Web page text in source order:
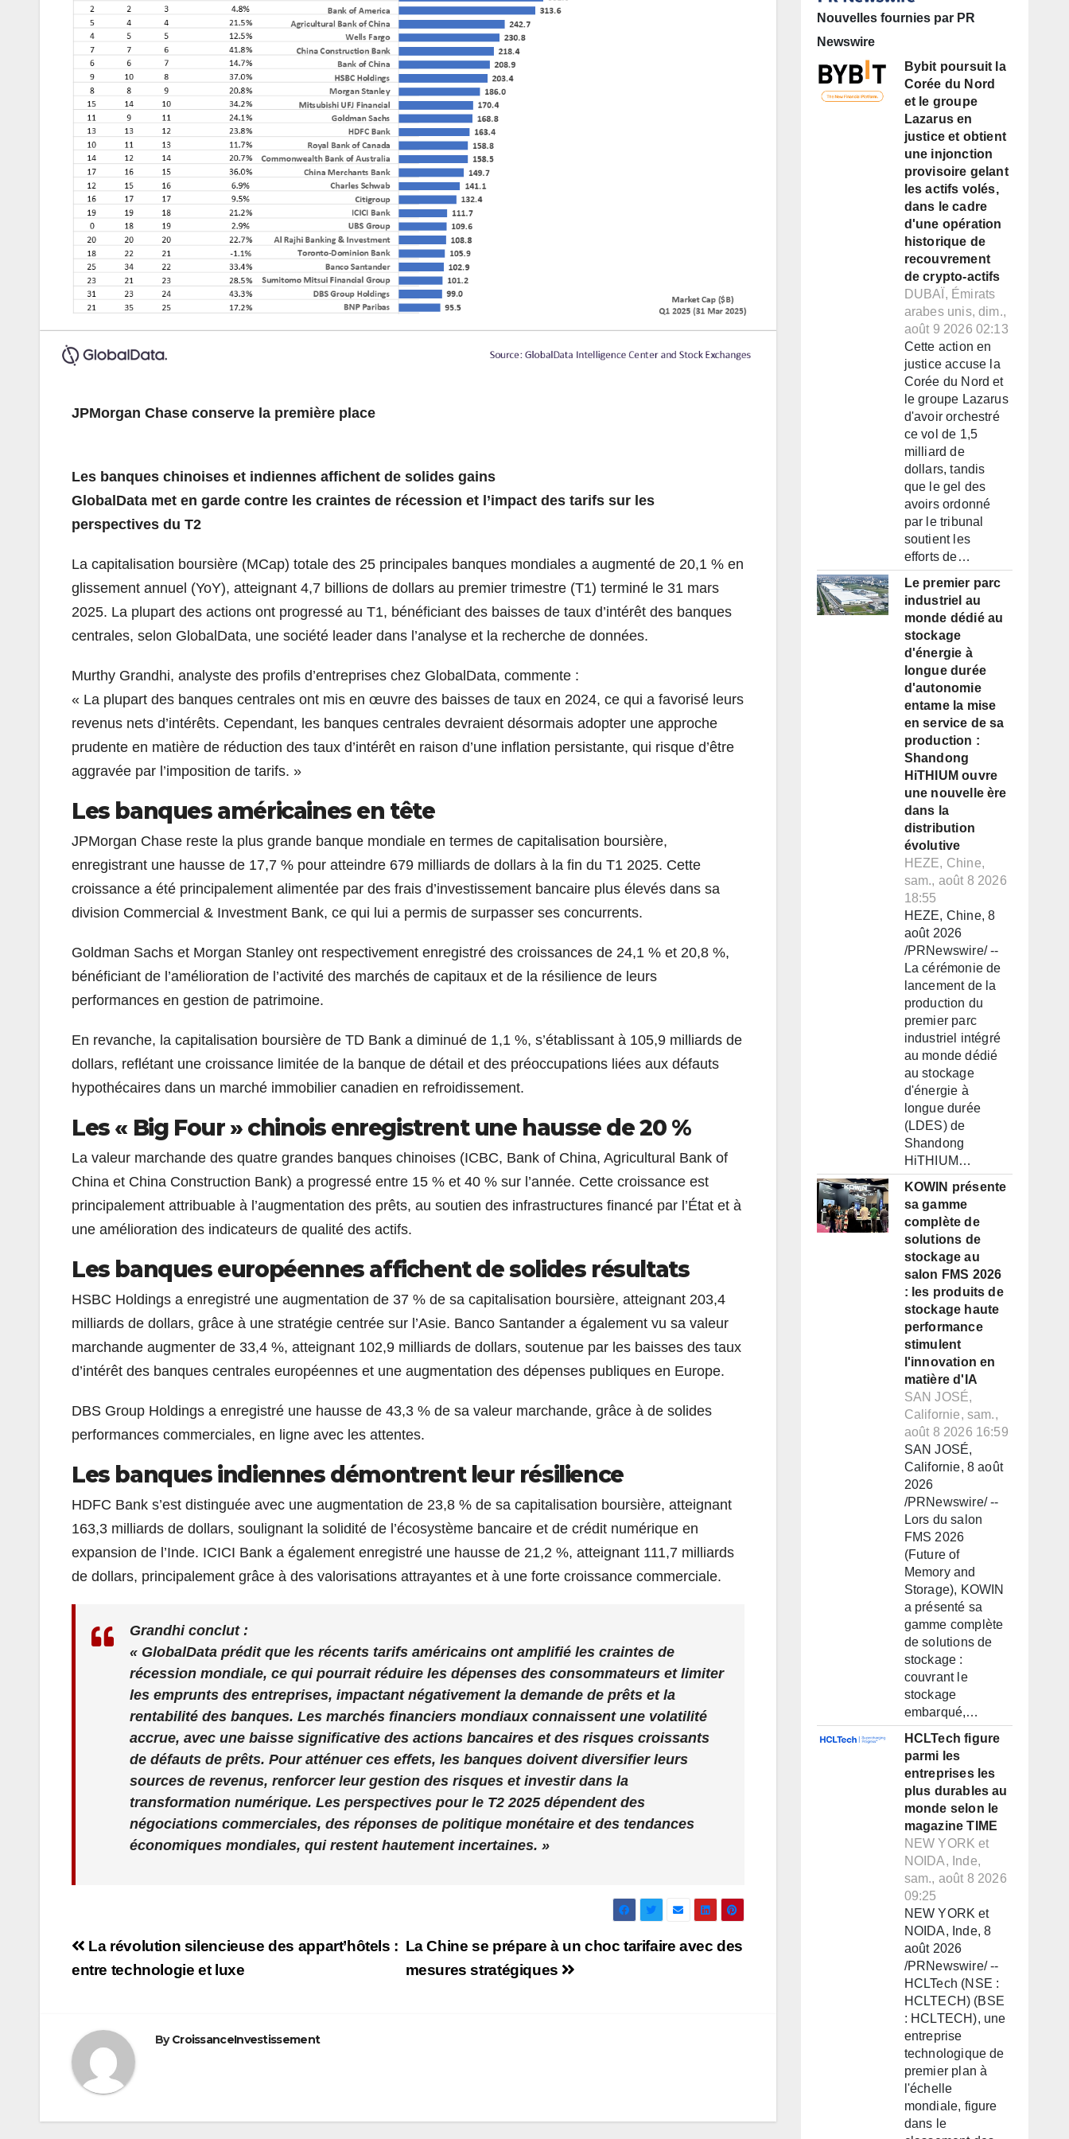
JPMorgan Chase conserve la première place
Les banques chinoises et indiennes affichent de solides gains
GlobalData met en garde contre les craintes de récession et l’impact des tarifs sur les
perspectives du T2
La capitalisation boursière (MCap) totale des 25 principales banques mondiales a augmenté de 20,1 % en
glissement annuel (YoY), atteignant 4,7 billions de dollars au premier trimestre (T1) terminé le 31 mars
2025. La plupart des actions ont progressé au T1, bénéficiant des baisses de taux d’intérêt des banques
centrales, selon GlobalData, une société leader dans l’analyse et la recherche de données.
Murthy Grandhi, analyste des profils d’entreprises chez GlobalData, commente :
« La plupart des banques centrales ont mis en œuvre des baisses de taux en 2024, ce qui a favorisé leurs
revenus nets d’intérêts. Cependant, les banques centrales devraient désormais adopter une approche
prudente en matière de réduction des taux d’intérêt en raison d’une inflation persistante, qui risque d’être
aggravée par l’imposition de tarifs. »
Les banques américaines en tête
JPMorgan Chase reste la plus grande banque mondiale en termes de capitalisation boursière,
enregistrant une hausse de 17,7 % pour atteindre 679 milliards de dollars à la fin du T1 2025. Cette
croissance a été principalement alimentée par des frais d’investissement bancaire plus élevés dans sa
division Commercial & Investment Bank, ce qui lui a permis de surpasser ses concurrents.
Goldman Sachs et Morgan Stanley ont respectivement enregistré des croissances de 24,1 % et 20,8 %,
bénéficiant de l’amélioration de l’activité des marchés de capitaux et de la résilience de leurs
performances en gestion de patrimoine.
En revanche, la capitalisation boursière de TD Bank a diminué de 1,1 %, s’établissant à 105,9 milliards de
dollars, reflétant une croissance limitée de la banque de détail et des préoccupations liées aux défauts
hypothécaires dans un marché immobilier canadien en refroidissement.
Les « Big Four » chinois enregistrent une hausse de 20 %
La valeur marchande des quatre grandes banques chinoises (ICBC, Bank of China, Agricultural Bank of
China et China Construction Bank) a progressé entre 15 % et 40 % sur l’année. Cette croissance est
principalement attribuable à l’augmentation des prêts, au soutien des infrastructures financé par l’État et à
une amélioration des indicateurs de qualité des actifs.
Les banques européennes affichent de solides résultats
HSBC Holdings a enregistré une augmentation de 37 % de sa capitalisation boursière, atteignant 203,4
milliards de dollars, grâce à une stratégie centrée sur l’Asie. Banco Santander a également vu sa valeur
marchande augmenter de 33,4 %, atteignant 102,9 milliards de dollars, soutenue par les baisses des taux
d’intérêt des banques centrales européennes et une augmentation des dépenses publiques en Europe.
DBS Group Holdings a enregistré une hausse de 43,3 % de sa valeur marchande, grâce à de solides
performances commerciales, en ligne avec les attentes.
Les banques indiennes démontrent leur résilience
HDFC Bank s’est distinguée avec une augmentation de 23,8 % de sa capitalisation boursière, atteignant
163,3 milliards de dollars, soulignant la solidité de l’écosystème bancaire et de crédit numérique en
expansion de l’Inde. ICICI Bank a également enregistré une hausse de 21,2 %, atteignant 111,7 milliards
de dollars, principalement grâce à des valorisations attrayantes et à une forte croissance commerciale.
Grandhi conclut :
« GlobalData prédit que les récents tarifs américains ont amplifié les craintes de
récession mondiale, ce qui pourrait réduire les dépenses des consommateurs et limiter
les emprunts des entreprises, impactant négativement la demande de prêts et la
rentabilité des banques. Les marchés financiers mondiaux connaissent une volatilité
accrue, avec une baisse significative des actions bancaires et des risques croissants
de défauts de prêts. Pour atténuer ces effets, les banques doivent diversifier leurs
sources de revenus, renforcer leur gestion des risques et investir dans la
transformation numérique. Les perspectives pour le T2 2025 dépendent des
négociations commerciales, des réponses de politique monétaire et des tendances
économiques mondiales, qui restent hautement incertaines. »
Navigation
de
La Chine se prépare à un choc tarifaire avec des
mesures stratégiques
La révolution silencieuse des appart’hôtels :
entre technologie et luxe
ByCroissanceInvestissement
Nouvelles fournies par PR
Newswire
Bybit poursuit la
Corée du Nord
et le groupe
Lazarus en
justice et obtient
une injonction
provisoire gelant
les actifs volés,
dans le cadre
d'une opération
historique de
recouvrement
de crypto-actifs
DUBAÏ, Émirats
arabes unis, dim.,
août 9 2026 02:13
Cette action en
justice accuse la
Corée du Nord et
le groupe Lazarus
d'avoir orchestré
ce vol de 1,5
milliard de
dollars, tandis
que le gel des
avoirs ordonné
par le tribunal
soutient les
efforts de…
Le premier parc
industriel au
monde dédié au
stockage
d'énergie à
longue durée
d'autonomie
entame la mise
en service de sa
production :
Shandong
HiTHIUM ouvre
une nouvelle ère
dans la
distribution
évolutive
HEZE, Chine,
sam., août 8 2026
18:55
HEZE, Chine, 8
août 2026
/PRNewswire/ --
La cérémonie de
lancement de la
production du
premier parc
industriel intégré
au monde dédié
au stockage
d'énergie à
longue durée
(LDES) de
Shandong
HiTHIUM…
KOWIN présente
sa gamme
complète de
solutions de
stockage au
salon FMS 2026
: les produits de
stockage haute
performance
stimulent
l'innovation en
matière d'IA
SAN JOSÉ,
Californie, sam.,
août 8 2026 16:59
SAN JOSÉ,
Californie, 8 août
2026
/PRNewswire/ --
Lors du salon
FMS 2026
(Future of
Memory and
Storage), KOWIN
a présenté sa
gamme complète
de solutions de
stockage :
couvrant le
stockage
embarqué,…
HCLTech figure
parmi les
entreprises les
plus durables au
monde selon le
magazine TIME
NEW YORK et
NOIDA, Inde,
sam., août 8 2026
09:25
NEW YORK et
NOIDA, Inde, 8
août 2026
/PRNewswire/ --
HCLTech (NSE :
HCLTECH) (BSE
: HCLTECH), une
entreprise
technologique de
premier plan à
l'échelle
mondiale, figure
dans le